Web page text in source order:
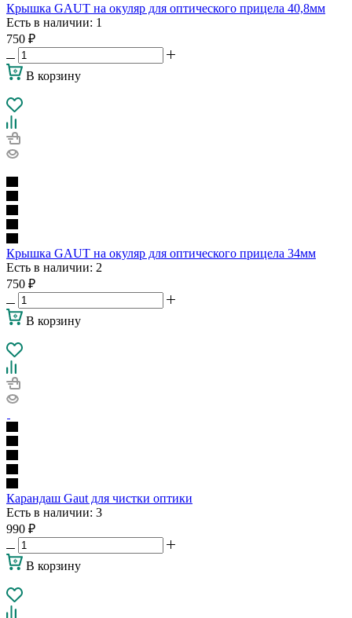
Крышка GAUT на окуляр для оптического прицела 40,8мм
Есть в наличии: 1
750 ₽
В корзину
Крышка GAUT на окуляр для оптического прицела 34мм
Есть в наличии: 2
750 ₽
В корзину
Карандаш Gaut для чистки оптики
Есть в наличии: 3
990 ₽
В корзину